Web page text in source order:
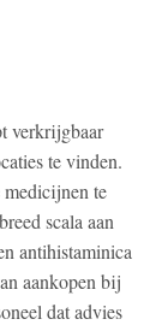
verkrijgbaar
te vinden.
medicijnen te
scala aan
antihistaminica
aankopen bij
dat advies